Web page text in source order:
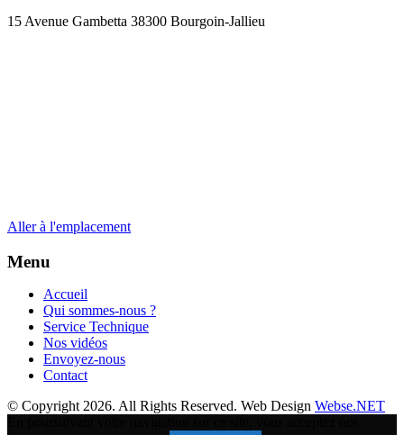
15 Avenue Gambetta 38300 Bourgoin-Jallieu
Aller à l'emplacement
Menu
Accueil
Qui sommes-nous ?
Service Technique
Nos vidéos
Envoyez-nous
Contact
© Copyright 2026. All Rights Reserved. Web Design Webse.NET